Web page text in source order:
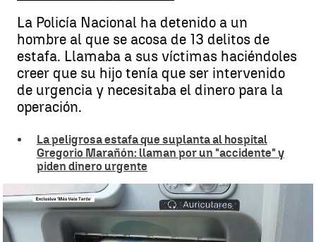
La Policía Nacional ha detenido a un
hombre al que se acosa de 13 delitos de
estafa. Llamaba a sus víctimas haciéndoles
creer que su hijo tenía que ser intervenido
de urgencia y necesitaba el dinero para la
operación.
La peligrosa estafa que suplanta al hospital
Gregorio Marañón: llaman por un "accidente" y
piden dinero urgente
La estafa de la 'urgencia hospitalaria' | Noticias